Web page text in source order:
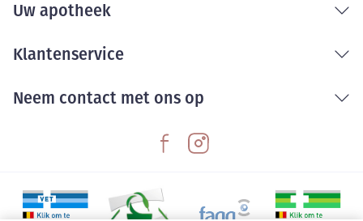
Uw apotheek
Klantenservice
Neem contact met ons op